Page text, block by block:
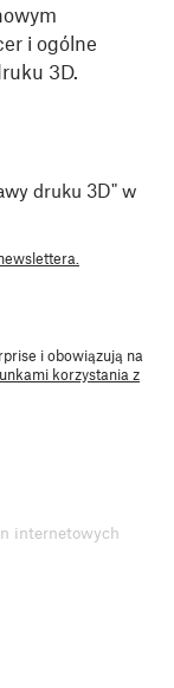
i ogólne
3D.
druku 3D" w
i obowiązują na
korzystania z
internetowych